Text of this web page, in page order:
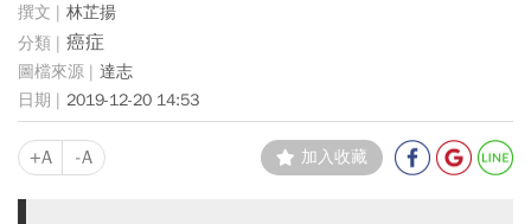
林芷揚
癌症
達志
2019-12-20 14:53
+A -A 加入收藏